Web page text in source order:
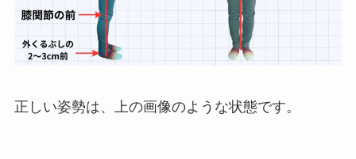
正しい姿勢は、上の画像のような状態です。